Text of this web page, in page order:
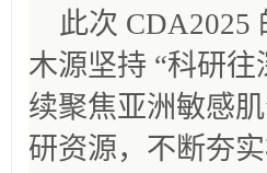
此次 CDA2025
木源坚持 “科研
续聚焦亚洲敏感
研资源，不断夯实